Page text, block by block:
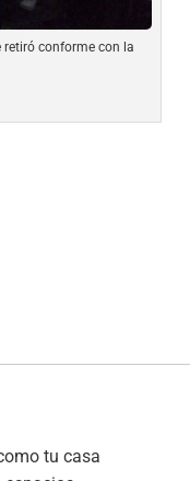
retiró conforme con la
tu casa